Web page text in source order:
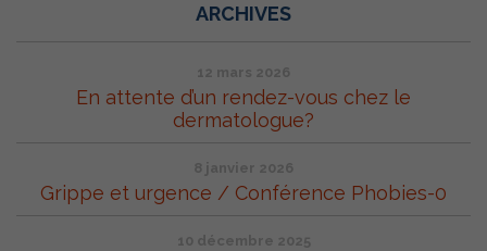
ARCHIVES
12 mars 2026
En attente d’un rendez-vous chez le
dermatologue?
8 janvier 2026
Grippe et urgence / Conférence Phobies-0
10 décembre 2025